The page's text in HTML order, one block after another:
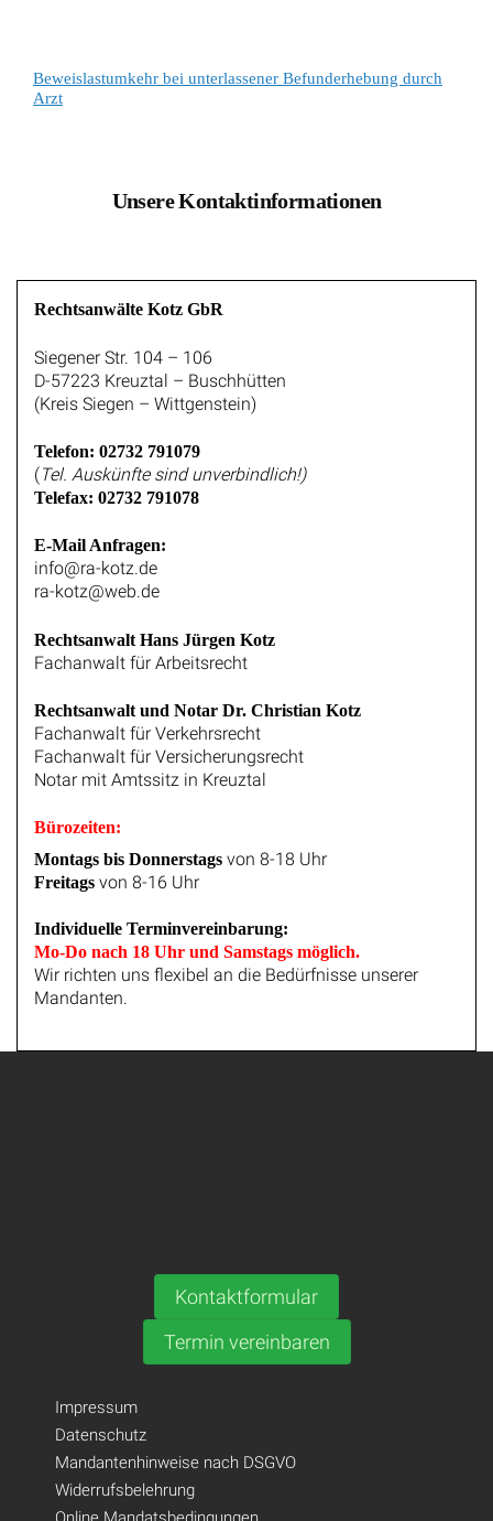
Beweislastumkehr bei unterlassener Befunderhebung durch
Arzt
Unsere Kontaktinformationen
Rechtsanwälte Kotz GbR
Siegener Str. 104 – 106
D-57223 Kreuztal – Buschhütten
(Kreis Siegen – Wittgenstein)
Telefon: 02732 791079
(Tel. Auskünfte sind unverbindlich!)
Telefax: 02732 791078
E-Mail Anfragen:
info@ra-kotz.de
ra-kotz@web.de
Rechtsanwalt Hans Jürgen Kotz
Fachanwalt für Arbeitsrecht
Rechtsanwalt und Notar Dr. Christian Kotz
Fachanwalt für Verkehrsrecht
Fachanwalt für Versicherungsrecht
Notar mit Amtssitz in Kreuztal
Bürozeiten:
Montags bis Donnerstags von 8-18 Uhr
Freitags von 8-16 Uhr
Individuelle Terminvereinbarung:
Mo-Do nach 18 Uhr und Samstags möglich.
Wir richten uns flexibel an die Bedürfnisse unserer
Mandanten.
Kontaktformular
Termin vereinbaren
Impressum
Datenschutz
Mandantenhinweise nach DSGVO
Widerrufsbelehrung